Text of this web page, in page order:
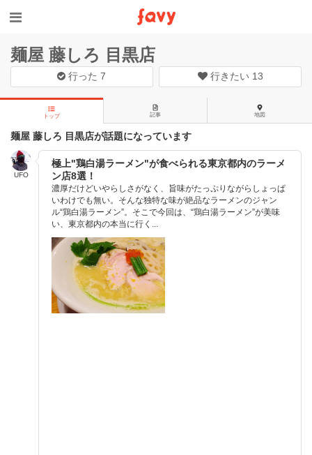
麺屋 藤しろ 目黒店
行った7 行きたい 13
トップ 記事 地図
麺屋 藤しろ 目黒店が話題になっています
UFO
極上"鶏白湯ラーメン"が食べられる東京都内のラーメ
ン店8選！
濃厚だけどいやらしさがなく、旨味がたっぷりながらしょっぱ
いわけでも無い。そんな独特な味が絶品なラーメンのジャン
ル“鶏白湯ラーメン”。そこで今回は、“鶏白湯ラーメン”が美味
い、東京都内の本当に行く...